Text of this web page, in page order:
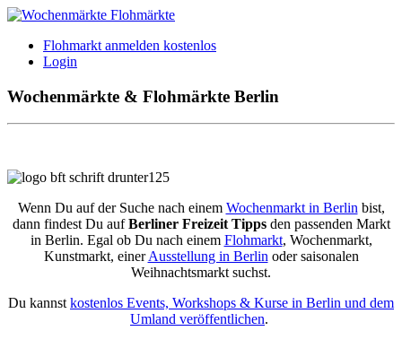
Flohmarkt anmelden kostenlos
Login
Wochenmärkte & Flohmärkte Berlin
Wenn Du auf der Suche nach einem Wochenmarkt in Berlinbist,
dann findest Du aufBerliner Freizeit Tippsden passenden Markt
in Berlin. Egal ob Du nach einem Flohmarkt, Wochenmarkt,
Kunstmarkt, einerAusstellung in Berlinoder saisonalen
Weihnachtsmarkt suchst.
Du kannstkostenlos Events, Workshops & Kurse in Berlin und dem
Umland veröffentlichen.